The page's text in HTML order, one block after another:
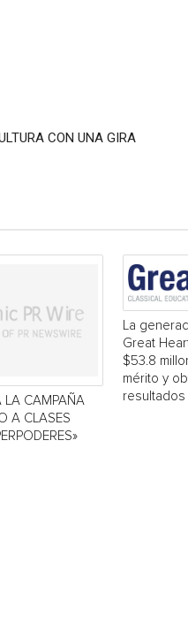
CON UNA GIRA
LA CAMPAÑA
A CLASES
La
Great
$53.8
mérito y